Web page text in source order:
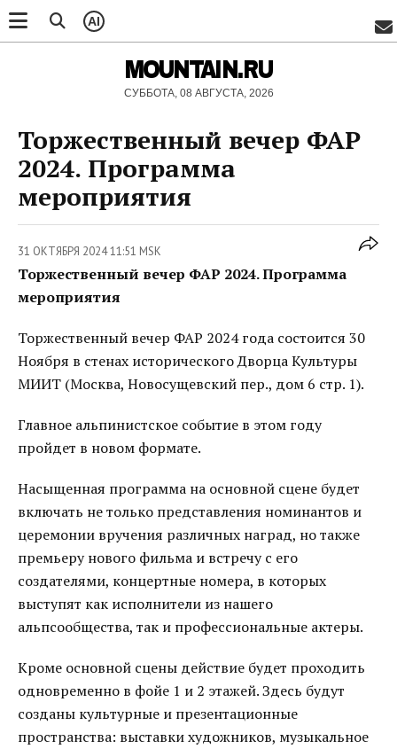
AI
MOUNTAIN.RU
СУББОТА, 08 АВГУСТА, 2026
Торжественный вечер ФАР
2024. Программа
мероприятия
31 ОКТЯБРЯ 2024 11:51 MSK
Торжественный вечер ФАР 2024. Программа
мероприятия
Торжественный вечер ФАР 2024 года состоится 30
Ноября в стенах исторического Дворца Культуры
МИИТ (Москва, Новосущевский пер., дом 6 стр. 1).
Главное альпинистское событие в этом году
пройдет в новом формате.
Насыщенная программа на основной сцене будет
включать не только представления номинантов и
церемонии вручения различных наград, но также
премьеру нового фильма и встречу с его
создателями, концертные номера, в которых
выступят как исполнители из нашего
альпсообщества, так и профессиональные актеры.
Кроме основной сцены действие будет проходить
одновременно в фойе 1 и 2 этажей. Здесь будут
созданы культурные и презентационные
пространства: выставки художников, музыкальное